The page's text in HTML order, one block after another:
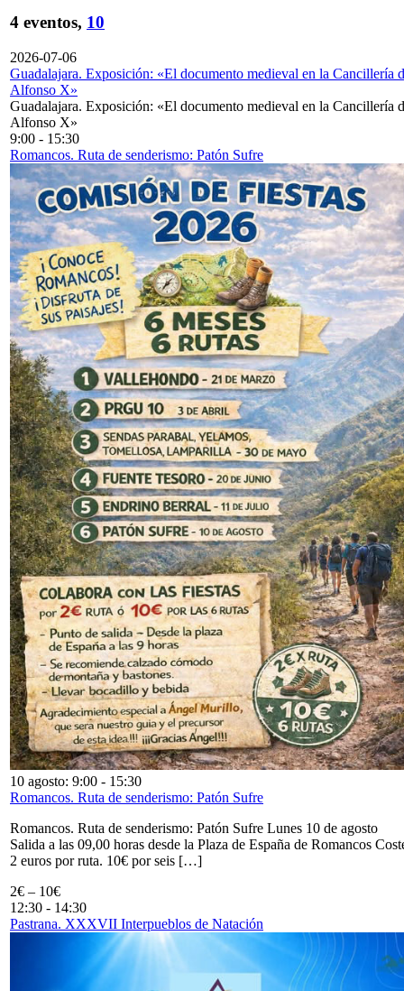
4 eventos, 10
2026-07-06
Guadalajara. Exposición: «El documento medieval en la Cancillería
Alfonso X»
Guadalajara. Exposición: «El documento medieval en la Cancillería
Alfonso X»
9:00 - 15:30
Romancos. Ruta de senderismo: Patón Sufre
10 agosto: 9:00 - 15:30
Romancos. Ruta de senderismo: Patón Sufre
Romancos. Ruta de senderismo: Patón Sufre Lunes 10 de agosto
Salida a las 09,00 horas desde la Plaza de España de Romancos
2 euros por ruta. 10€ por seis […]
2€ – 10€
12:30 - 14:30
Pastrana. XXXVII Interpueblos de Natación